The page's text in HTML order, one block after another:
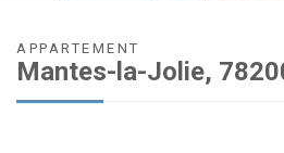
APPARTEMENT
Mantes-la-Jolie,